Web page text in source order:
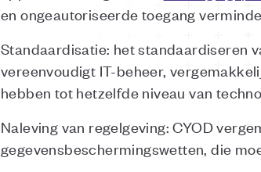
en ongeautoriseerde toegang
Standaardisatie: het standaardiseren
vereenvoudigt IT-beheer,
hebben tot hetzelfde niveau van
Naleving van regelgeving: CYOD
gegevensbeschermingswetten, die